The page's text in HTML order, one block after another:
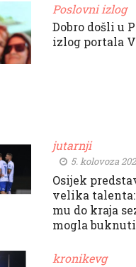
Poslovni izlog
Dobro došli u
izlog portala
jutarnji
5. kolovoza
Osijek
velika talenta:
mu do kraja
mogla
kronikevg